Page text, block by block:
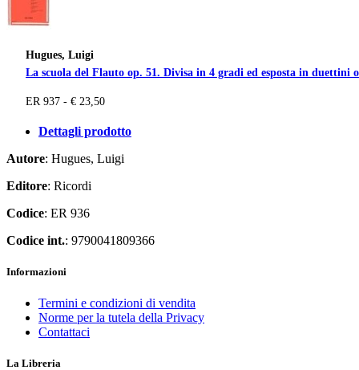
Hugues, Luigi
La scuola del Flauto op. 51. Divisa in 4 gradi ed esposta in duettini
ER 937 - € 23,50
Dettagli prodotto
Autore: Hugues, Luigi
Editore: Ricordi
Codice: ER 936
Codice int.: 9790041809366
Informazioni
Termini e condizioni di vendita
Norme per la tutela della Privacy
Contattaci
La Libreria